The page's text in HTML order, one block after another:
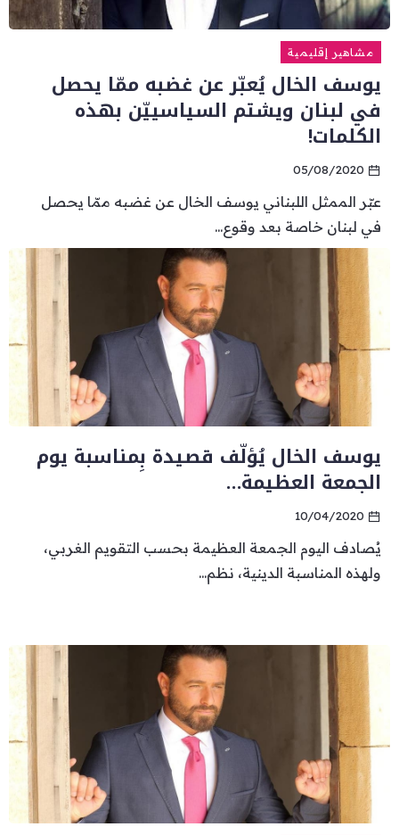
مشاهير إقليمية
يوسف الخال يُعبّر عن غضبه ممّا يحصل
في لبنان ويشتم السياسييّن بهذه
الكلمات!
05/08/2020
عبّر الممثل اللبناني يوسف الخال عن غضبه ممّا يحصل
في لبنان خاصة بعد وقوع...
يوسف الخال يُؤلّف قصيدة بِمناسبة يوم
الجمعة العظيمة…
10/04/2020
يُصادف اليوم الجمعة العظيمة بحسب التقويم الغربي،
ولهذه المناسبة الدينية، نظم...